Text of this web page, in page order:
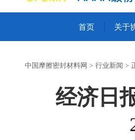
首页 关于
中国摩擦密封材料网 行业新闻
经济日